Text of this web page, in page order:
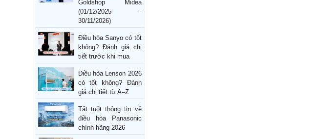
Goldshop Midea
(01/12/2025 -
30/11/2026)
Điều hòa Sanyo có tốt
không? Đánh giá chi
tiết trước khi mua
Điều hòa Lenson 2026
có tốt không? Đánh
giá chi tiết từ A–Z
Tất tuốt thông tin về
điều hòa Panasonic
chính hãng 2026